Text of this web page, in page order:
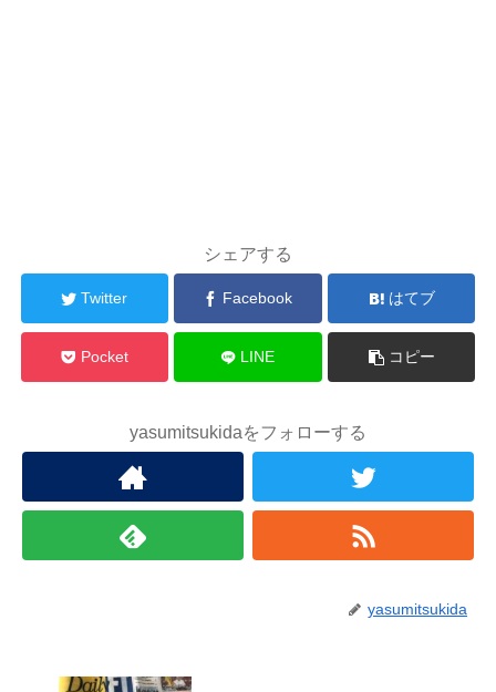
シェアする
Twitter Facebook はてブ
Pocket LINE コピー
yasumitsukidaをフォローする
yasumitsukida